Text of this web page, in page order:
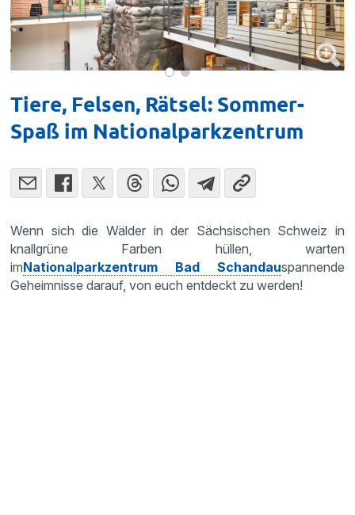
Tiere, Felsen, Rätsel: Sommer-
Spaß im Nationalparkzentrum
Wenn sich die Wälder in der Sächsischen Schweiz in
knallgrüne Farben hüllen, warten
imNationalparkzentrum Bad Schandauspannende
Geheimnisse darauf, von euch entdeckt zu werden!